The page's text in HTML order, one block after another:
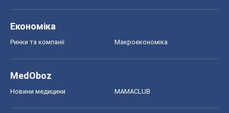
Економіка
Ринки та компанії Макроекономіка
MedOboz
Новини медицини MAMACLUB